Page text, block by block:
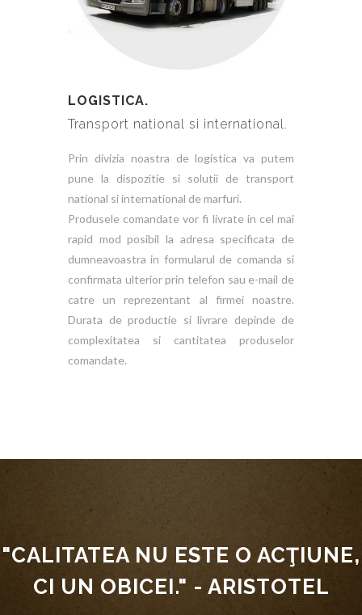
LOGISTICA.
Transport national si international.
Prin divizia noastra de logistica va putem
pune la dispozitie si solutii de transport
national si international de marfuri.
Produsele comandate vor fi livrate in cel mai
rapid mod posibil la adresa specificata de
dumneavoastra in formularul de comanda si
confirmata ulterior prin telefon sau e-mail de
catre un reprezentant al firmei noastre.
Durata de productie si livrare depinde de
complexitatea si cantitatea produselor
comandate.
"CALITATEA NU ESTE O ACŢIUNE,
CI UN OBICEI." - ARISTOTEL